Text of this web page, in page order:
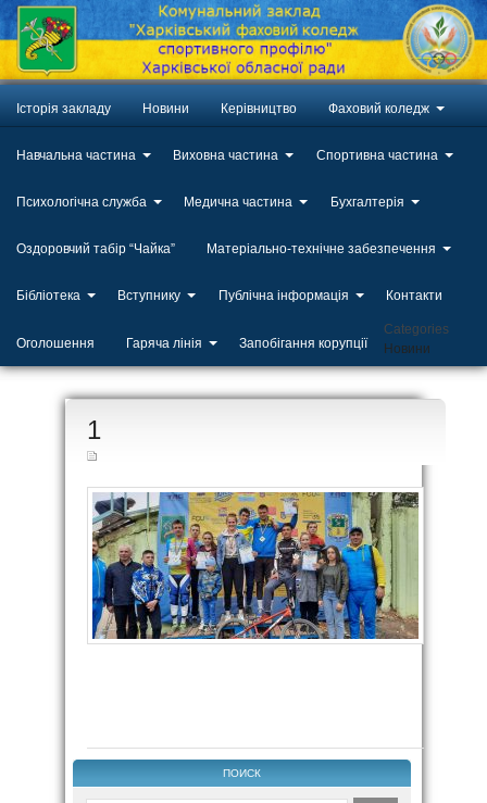
Історія закладу Новини Керівництво Фаховий коледж
Навчальна частина Виховна частина Спортивна частина
Психологічна служба Медична частина Бухгалтерія
Оздоровчий табір “Чайка” Матеріально-технічне забезпечення
Бібліотека Вступнику Публічна інформація Контакти
Оголошення Гаряча лінія Запобігання корупції
Categories
Новини
1
ПОИСК